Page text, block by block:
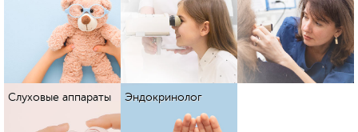
Слуховые аппараты Эндокринолог